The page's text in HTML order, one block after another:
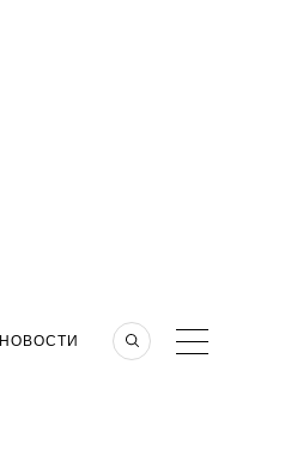
НОВОСТИ